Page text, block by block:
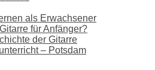
als Erwachsener
für Anfänger?
der Gitarre
– Potsdam